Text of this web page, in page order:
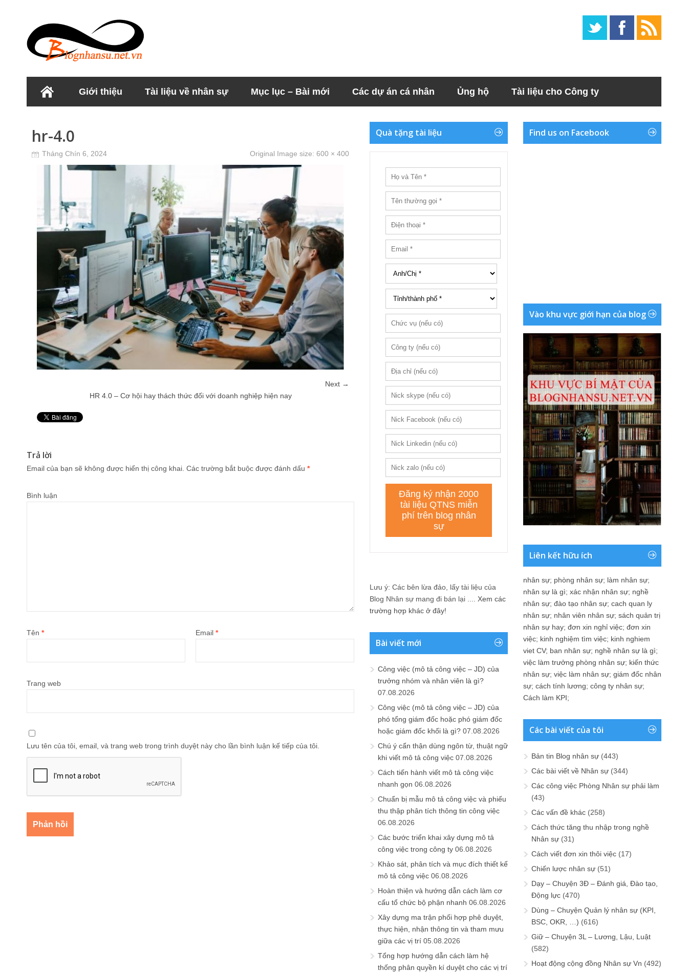
Giới thiệu Tài liệu về nhân sự Mục lục – Bài mới Các dự án cá nhân Ủng hộ Tài liệu cho Công ty
hr-4.0
Tháng Chín 6, 2024 Original Image size: 600 × 400
Next →
HR 4.0 – Cơ hội hay thách thức đối với doanh nghiệp hiện nay
Trả lời
Email của bạn sẽ không được hiển thị công khai. Các trường bắt buộc được đánh dấu *
Bình luận
Tên * Email *
Trang web
Lưu tên của tôi, email, và trang web trong trình duyệt này cho lần bình luận kế tiếp của tôi.
Quà tặng tài liệu
Lưu ý: Các bên lừa đảo, lấy tài liệu của
Blog Nhân sự mang đi bán lại .... Xem các
trường hợp khác ở đây!
Bài viết mới
Công việc (mô tả công việc – JD) của
trưởng nhóm và nhân viên là gì?
07.08.2026
Công việc (mô tả công việc – JD) của
phó tổng giám đốc hoặc phó giám đốc
hoặc giám đốc khối là gì? 07.08.2026
Chú ý cẩn thận dùng ngôn từ, thuật ngữ
khi viết mô tả công việc 07.08.2026
Cách tiến hành viết mô tả công việc
nhanh gọn 06.08.2026
Chuẩn bị mẫu mô tả công việc và phiếu
thu thập phân tích thông tin công việc
06.08.2026
Các bước triển khai xây dựng mô tả
công việc trong công ty 06.08.2026
Khảo sát, phân tích và mục đích thiết kế
mô tả công việc 06.08.2026
Hoàn thiện và hướng dẫn cách làm cơ
cấu tổ chức bộ phận nhanh 06.08.2026
Xây dựng ma trận phối hợp phê duyệt,
thực hiện, nhận thông tin và tham mưu
giữa các vị trí 05.08.2026
Tổng hợp hướng dẫn cách làm hệ
thống phân quyền kí duyệt cho các vị trí
Find us on Facebook
Vào khu vực giới hạn của blog
Liên kết hữu ích
nhân sự; phòng nhân sự; làm nhân sự;
nhân sự là gì; xác nhận nhân sự; nghề
nhân sự; đào tạo nhân sự; cach quan ly
nhân sự; nhân viên nhân sự; sách quản trị
nhân sự hay; đơn xin nghỉ việc; đơn xin
việc; kinh nghiệm tìm việc; kinh nghiem
viet CV; ban nhân sự; nghề nhân sự là gì;
việc làm trưởng phòng nhân sự; kiến thức
nhân sự; việc làm nhân sự; giám đốc nhân
sự; cách tính lương; công ty nhân sự;
Cách làm KPI;
Các bài viết của tôi
Bản tin Blog nhân sự (443)
Các bài viết về Nhân sự (344)
Các công việc Phòng Nhân sự phải làm
(43)
Các vấn đề khác (258)
Cách thức tăng thu nhập trong nghề
Nhân sự (31)
Cách viết đơn xin thôi việc (17)
Chiến lược nhân sự (51)
Dạy – Chuyện 3Đ – Đánh giá, Đào tạo,
Động lực (470)
Dùng – Chuyện Quản lý nhân sự (KPI,
BSC, OKR, …) (616)
Giữ – Chuyện 3L – Lương, Lậu, Luật
(582)
Hoạt động cộng đồng Nhân sự Vn (492)